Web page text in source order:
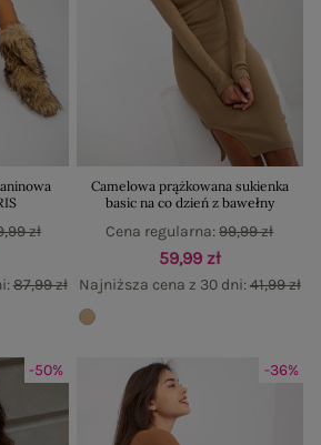
87,99 zł
zł
Camelowa prążkowana sukienka
basic na co dzień z bawełny
59,99 zł
Najniższa cena z 30 dni:41,99 zł
Cena regularna:99,99 zł
-50% -36%